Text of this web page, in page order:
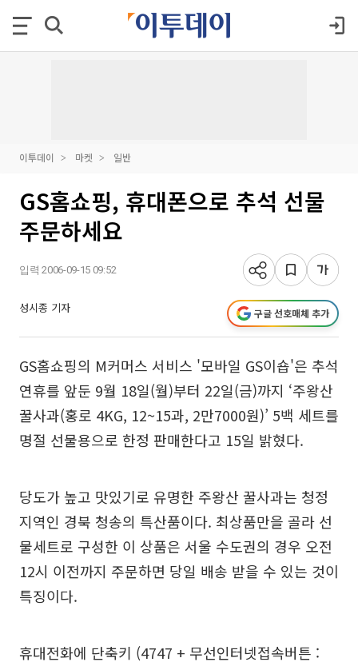
이투데이 마켓 일반
GS홈쇼핑, 휴대폰으로 추석 선물
주문하세요
입력 2006-09-15 09:52
성시종 기자 구글 선호매체 추가
GS홈쇼핑의 M커머스 서비스 '모바일 GS이숍'은 추석
연휴를 앞둔 9월 18일(월)부터 22일(금)까지 ‘주왕산
꿀사과(홍로 4KG, 12~15과, 2만7000원)’ 5백 세트를
명절 선물용으로 한정 판매한다고 15일 밝혔다.
당도가 높고 맛있기로 유명한 주왕산 꿀사과는 청정
지역인 경북 청송의 특산품이다. 최상품만을 골라 선
물세트로 구성한 이 상품은 서울 수도권의 경우 오전
12시 이전까지 주문하면 당일 배송 받을 수 있는 것이
특징이다.
휴대전화에 단축키 (4747 + 무선인터넷접속버튼 :